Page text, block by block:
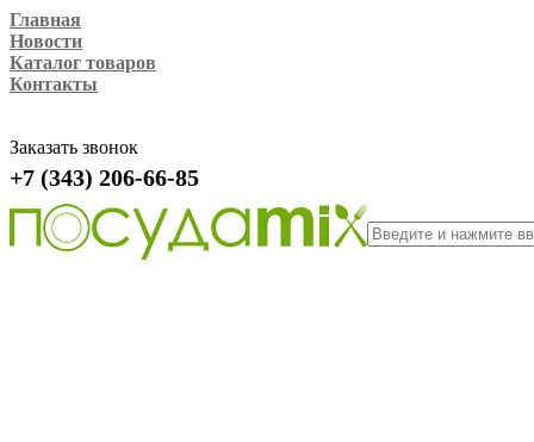
Главная
Новости
Каталог товаров
Контакты
Заказать звонок
+7 (343) 206-66-85